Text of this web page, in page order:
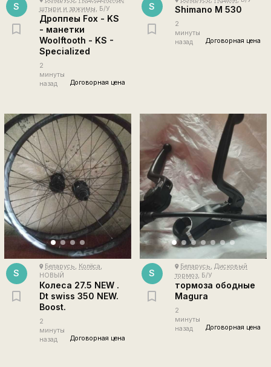
S
штыри и зажимы, Б/У
Дроппеы Fox - KS
- манетки
Woolftooth - KS -
Specialized
2
минуты
назад
Договорная цена
S Shimano M 530
2
минуты
назад
Договорная цена
S
place Беларусь, Колёса,
НОВЫЙ
Колеса 27.5 NEW .
Dt swiss 350 NEW.
Boost.
2
минуты
назад
Договорная цена
S
place Беларусь,Дисковый
тормоз, Б/У
тормоза ободные
Magura
2
минуты
назад
Договорная цена